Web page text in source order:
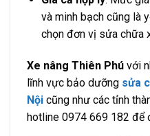
và minh bạch cũng là
chọn đơn vị sửa chữa
Xe nâng Thiên Phú với
lĩnh vực bảo dưỡng sửa
Nội cũng như các tỉnh
hotline 0974 669 182 để